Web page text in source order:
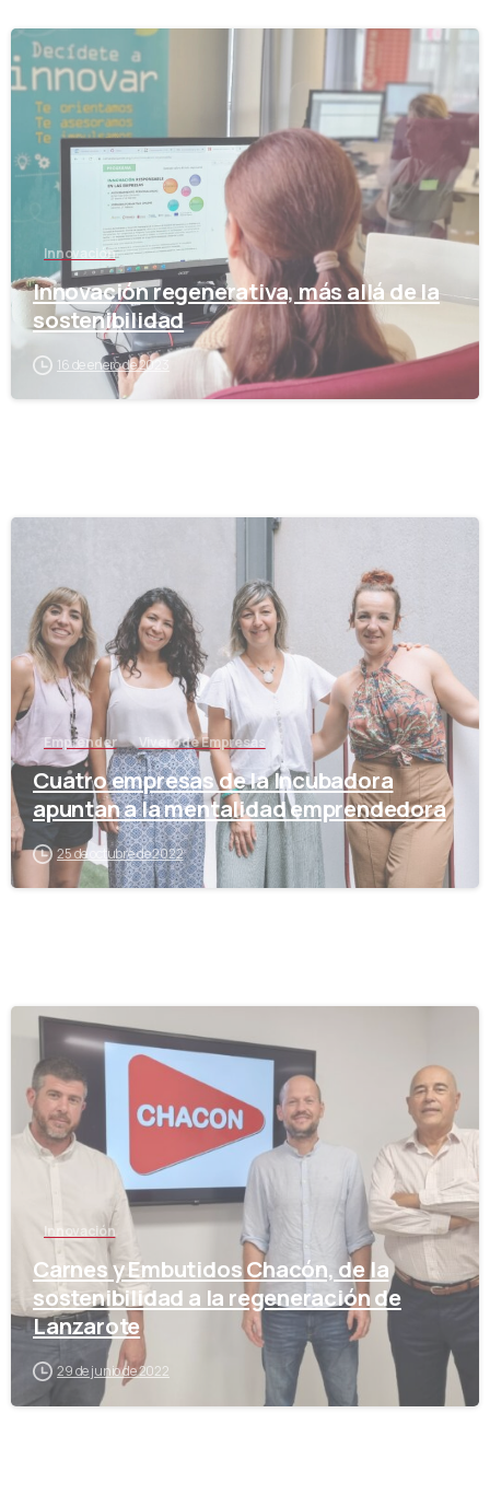
Innovación
Innovación regenerativa, más allá de la
sostenibilidad
16 de enero de 2023
Emprender Vivero de Empresas
Cuatro empresas de la Incubadora
apuntan a la mentalidad emprendedora
25 de octubre de 2022
Innovación
Carnes y Embutidos Chacón, de la
sostenibilidad a la regeneración de
Lanzarote
29 de junio de 2022